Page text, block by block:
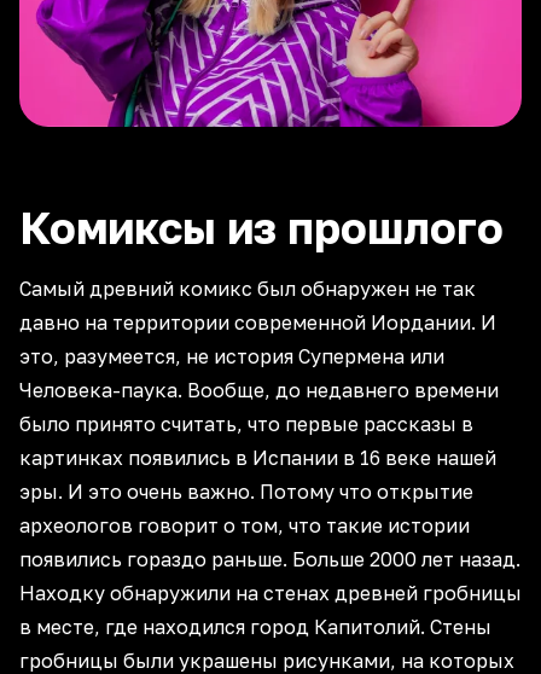
Комиксы из прошлого
Самый древний комикс был обнаружен не так
давно на территории современной Иордании. И
это, разумеется, не история Супермена или
Человека-паука. Вообще, до недавнего времени
было принято считать, что первые рассказы в
картинках появились в Испании в 16 веке нашей
эры. И это очень важно. Потому что открытие
археологов говорит о том, что такие истории
появились гораздо раньше. Больше 2000 лет назад.
Находку обнаружили на стенах древней гробницы
в месте, где находился город Капитолий. Стены
гробницы были украшены рисунками, на которых